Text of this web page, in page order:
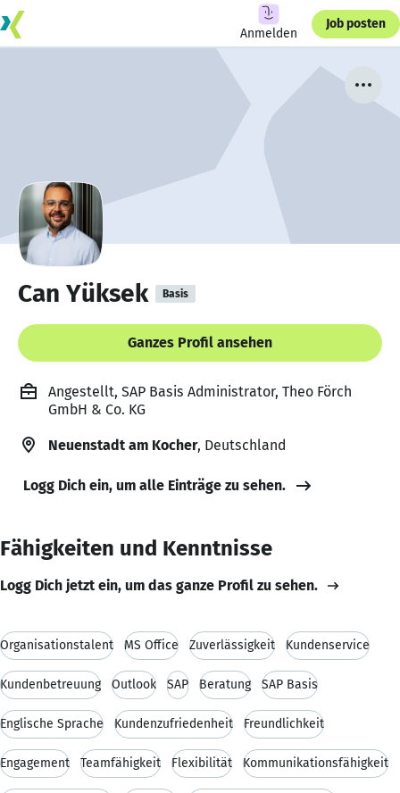
Anmelden
Job posten
Can Yüksek Basis
Ganzes Profil ansehen
Angestellt, SAP Basis Administrator, Theo Förch
GmbH & Co. KG
Neuenstadt am Kocher, Deutschland
Logg Dich ein, um alle Einträge zu sehen.
Fähigkeiten und Kenntnisse
Logg Dich jetzt ein, um das ganze Profil zu sehen.
Organisationstalent MS Office Zuverlässigkeit Kundenservice
Kundenbetreuung Outlook SAP Beratung SAP Basis
Englische Sprache Kundenzufriedenheit Freundlichkeit
Engagement Teamfähigkeit Flexibilität Kommunikationsfähigkeit